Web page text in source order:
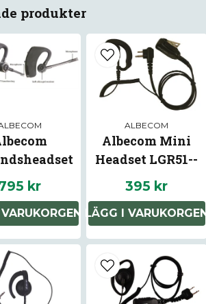
produkter
kr
ALBECOM
Albecom Mini
Headset LGR51--
M1 Inre
395 kr
LÄGG I VARUKORGEN